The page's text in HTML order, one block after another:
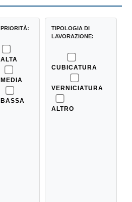
PRIORITÀ:
ALTA
MEDIA
BASSA
TIPOLOGIA DI
LAVORAZIONE:
CUBICATURA
VERNICIATURA
ALTRO